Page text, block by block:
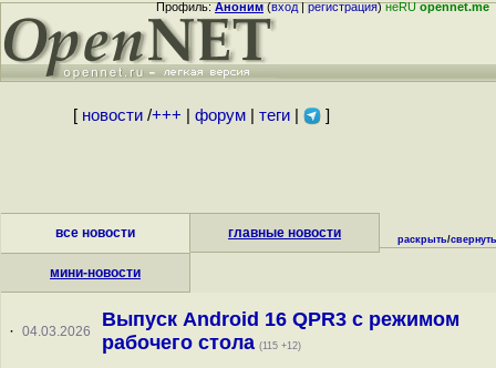
Профиль:Аноним(вход|регистрация)неRUopennet.me
[ новости/+++ форум| теги| ]
все новости главные новости
мини-новости
раскрыть/свернуть
· 04.03.2026
Выпуск Android 16 QPR3 с режимом
рабочего стола (115 +12)